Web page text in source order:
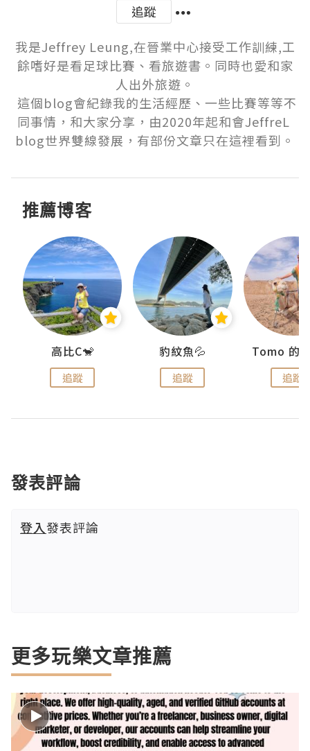
追蹤
我是Jeffrey Leung,在晉業中心接受工作訓練,工
餘嗜好是看足球比賽、看旅遊書。同時也愛和家
人出外旅遊。
同事情，和大家分享，由2020年起和會JeffreL
blog世界雙線發展，有部份文章只在這裡看到。
推薦博客
高比C🐒
追蹤
豹紋魚💦
追蹤 追蹤
發表評論
登入發表評論
更多玩樂文章推薦